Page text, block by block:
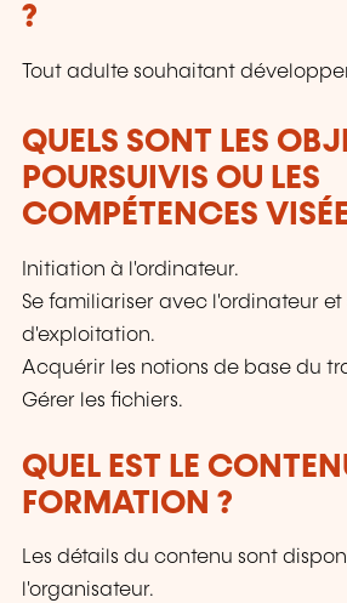
?
Tout adulte souhaitant
QUELS SONT LES
POURSUIVIS OU LES
COMPÉTENCES
Initiation à l'ordinateur.
Se familiariser avec l'ordinateur et
d'exploitation.
Acquérir les notions de base du
Gérer les fichiers.
QUEL EST LE
FORMATION ?
Les détails du contenu sont
l'organisateur.